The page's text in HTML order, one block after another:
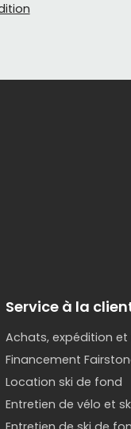
Service à la
Achats, expédition et
Financement
Location ski de fond
Entretien de vélo et